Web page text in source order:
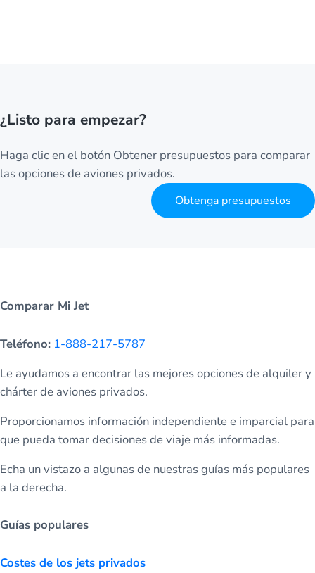
¿Listo para empezar?
Haga clic en el botón Obtener presupuestos para comparar
las opciones de aviones privados.
Obtenga presupuestos
Comparar Mi Jet
Teléfono: 1-888-217-5787
Le ayudamos a encontrar las mejores opciones de alquiler y
chárter de aviones privados.
Proporcionamos información independiente e imparcial para
que pueda tomar decisiones de viaje más informadas.
Echa un vistazo a algunas de nuestras guías más populares
a la derecha.
Guías populares
Costes de los jets privados